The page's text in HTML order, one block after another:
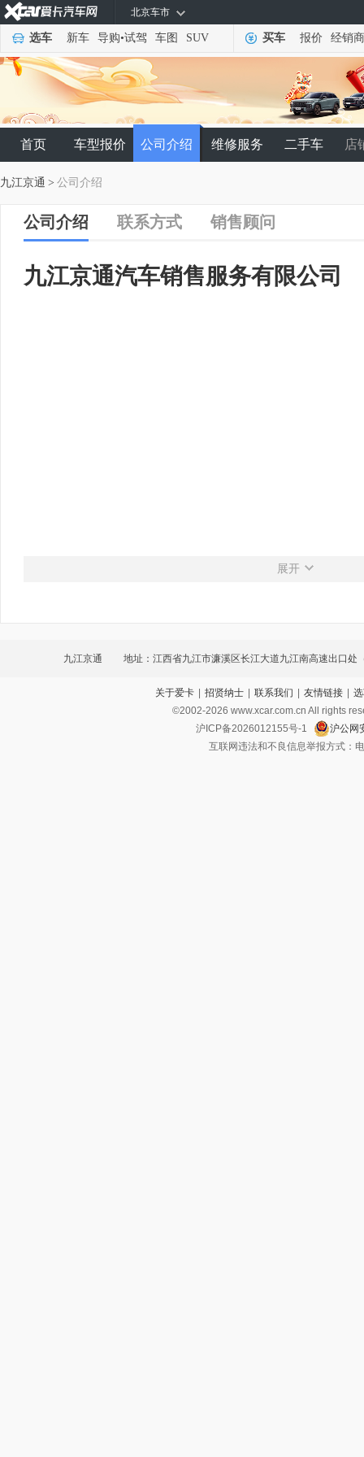
北京车市
选车 新车 导购•试驾 车图 SUV 买车 报价 经销商
首页 车型报价 公司介绍 维修服务 二手车 店
九江京通 > 公司介绍
公司介绍 联系方式 销售顾问
九江京通汽车销售服务有限公司
展开
九江京通 地址：江西省九江市濂溪区长江大道九江南高速出口处
斜对面）九江京通汽车销售服务有限公司
关于爱卡 | 招贤纳士 | 联系我们 | 友情链接 |
©2002-2026 www.xcar.com.cn All rights
沪ICP备2026012155号-1
沪公网
互联网违法和不良信息举报方式：